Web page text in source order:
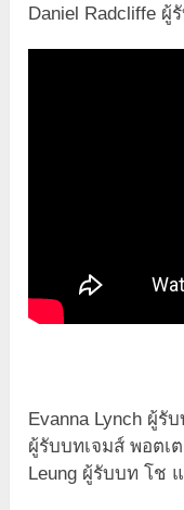
Daniel Radcliffe ผู้
Evanna Lynch ผู้รั
ผู้รับบทเจมส์ พอตเ
Leung ผู้รับบท โช